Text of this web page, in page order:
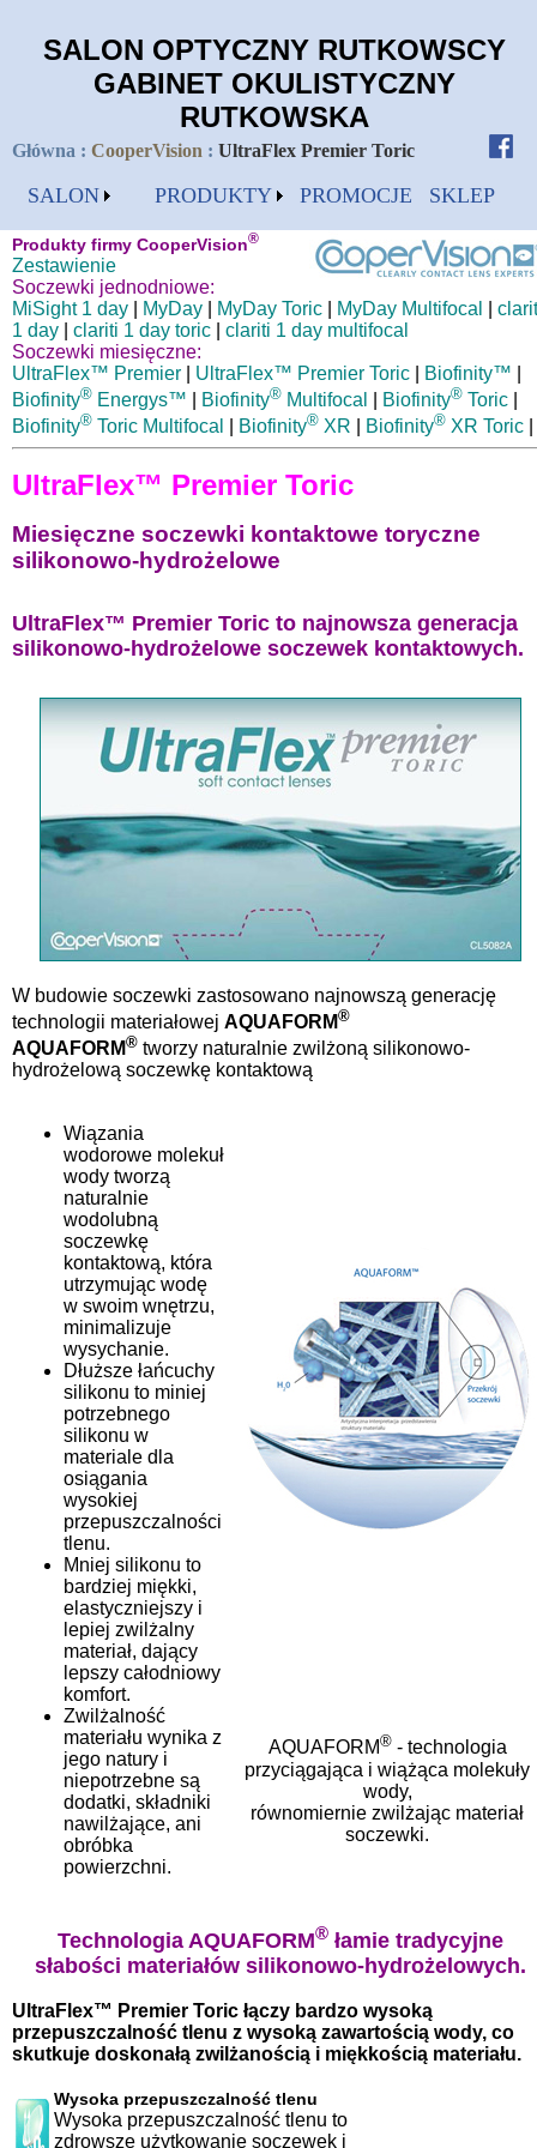
SALON OPTYCZNY RUTKOWSCY
GABINET OKULISTYCZNY
RUTKOWSKA
Główna : CooperVision : UltraFlex Premier Toric
SALON PRODUKTY PROMOCJE SKLEP
Produkty firmy CooperVision®
Zestawienie
Soczewki jednodniowe:
MiSight 1 day
MyDay MyDay Toric MyDay Multifocal
1 day
clariti 1 day toric
clariti 1 day multifocal
Soczewki miesięczne:
UltraFlex™ Premier
UltraFlex™ Premier Toric Biofinity™
Biofinity® Energys™ Biofinity® Multifocal Biofinity® Toric
Biofinity® Toric Multifocal Biofinity® XR Biofinity® XR Toric
UltraFlex™ Premier Toric
Miesięczne soczewki kontaktowe toryczne
silikonowo-hydrożelowe
UltraFlex™ Premier Toric to najnowsza generacja
silikonowo-hydrożelowe soczewek kontaktowych.
W budowie soczewki zastosowano najnowszą generację
technologii materiałowej AQUAFORM®
AQUAFORM® tworzy naturalnie zwilżoną silikonowo-
hydrożelową soczewkę kontaktową
Wiązania
wodorowe molekuł
wody tworzą
naturalnie
wodolubną
soczewkę
kontaktową, która
utrzymując wodę
w swoim wnętrzu,
minimalizuje
wysychanie.
Dłuższe łańcuchy
silikonu to miniej
potrzebnego
silikonu w
materiale dla
osiągania
wysokiej
przepuszczalności
tlenu.
Mniej silikonu to
bardziej miękki,
elastyczniejszy i
lepiej zwilżalny
materiał, dający
lepszy całodniowy
komfort.
Zwilżalność
materiału wynika z
jego natury i
niepotrzebne są
dodatki, składniki
nawilżające, ani
obróbka
powierzchni.
AQUAFORM®- technologia
przyciągająca i wiążąca molekuły
wody,
równomiernie zwilżając materiał
soczewki.
Technologia AQUAFORM® łamie tradycyjne
słabości materiałów silikonowo-hydrożelowych.
UltraFlex™ Premier Toric łączy bardzo wysoką
przepuszczalność tlenu z wysoką zawartością wody, co
skutkuje doskonałą zwilżanością i miękkością materiału.
Wysoka przepuszczalność tlenu
Wysoka przepuszczalność tlenu to
zdrowsze użytkowanie soczewek i